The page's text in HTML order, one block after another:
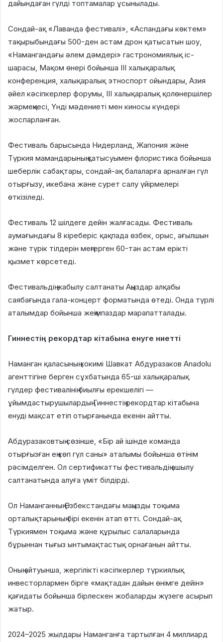
дайындаған гүлді топтамалар ұсынылады.
Сондай-ақ «Лаванда фестивалі», «Аспандағы көктем»
тақырыбындағы 500-ден астам дрон қатысатын шоу,
«Намангандағы әлем дәмдері» гастрономиялық іс-
шарасы, Мақом өнері бойынша III халықаралық
конференция, халықаралық этноспорт ойындары, Азия
әйел кәсіпкерлер форумы, III халықаралық қолөнершілер
жәрмеңкесі, Үнді мәдениеті мен киносы күндері
жоспарланған.
Фестиваль барысында Нидерланд, Жапония және
Түркия мамандарының қатысуымен флористика бойынша
шеберлік сабақтары, сондай-ақ балаларға арналған гүл
отырғызу, икебана және сурет салу үйірмелері
өткізіледі.
Фестиваль 12 шілдеге дейін жалғасады. Фестиваль
аумағындағы 8 кіреберіс қақпада өзбек, орыс, ағылшын
және түрік тілдерін меңгерген 60-тан астам ерікті
қызмет көрсетеді.
Фестивальдің жабылу салтанаты Аңыздар алқабы
саябағында гала-концерт форматында өтеді. Онда түрлі
аталымдар бойынша жеңімпаздар марапатталады.
Гиннестің рекордтар кітабына енуге ниетті
Наманган қаласының хокимі Шавкат Абдуразаков Anadolu
агенттігіне берген сұхбатында 65-ші халықаралық
гүлдер фестивалінің биылғы ерекшелігі —
ұйымдастырушылардың Гиннестің рекордтар кітабына
енуді мақсат етіп отырғанында екенін айтты.
Абдуразаковтың сөзінше, «Бір ай ішінде команда
отырғызған ең көп гүл саны» аталымы бойынша өтінім
рәсімделген. Ол сертификатты фестивальдің ашылу
салтанатында алуға үміт білдірді.
Ол Наманганның Өзбекстандағы маңызды тоқыма
орталықтарының бірі екенін атап өтті. Сондай-ақ
Түркиямен тоқыма және құрылыс салаларында
бұрыннан тығыз ынтымақтастық орнағанын айтты.
Оның айтуынша, жергілікті кәсіпкерлер түркиялық
инвесторлармен бірге «мақтадан дайын өнімге дейін»
қағидаты бойынша бірлескен жобаларды жүзеге асырып
жатыр.
2024–2025 жылдары Наманганға тартылған 4 миллиард